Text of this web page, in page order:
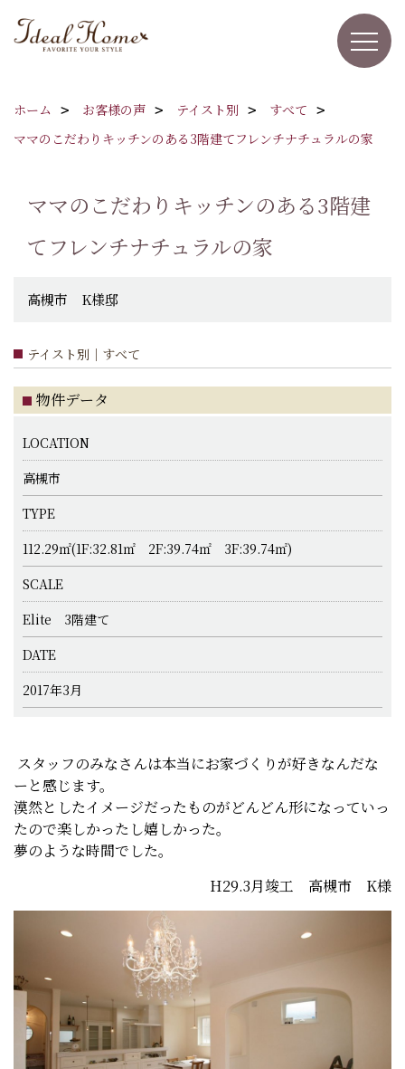
ホーム お客様の声 テイスト別
すべて
ママのこだわりキッチンのある3階建てフレンチナチュラルの家
ママのこだわりキッチンのある3階建
てフレンチナチュラルの家
高槻市 K様邸
テイスト別｜すべて
物件データ
LOCATION
高槻市
TYPE
112.29㎡(1F:32.81㎡ 2F:39.74㎡ 3F:39.74㎡)
SCALE
Elite 3階建て
DATE
2017年3月
スタッフのみなさんは本当にお家づくりが好きなんだな
ーと感じます。
漠然としたイメージだったものがどんどん形になっていっ
たので楽しかったし嬉しかった。
夢のような時間でした。
H29.3月竣工 高槻市 K様